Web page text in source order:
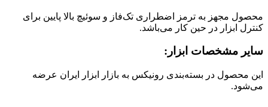
محصول مجهز به ترمز اضطراری تک‌فاز و سوئیچ بالا پایین برای
کنترل ابزار در حین کار می‎‌باشد.
سایر مشخصات ابزار:
این محصول در بسته‌بندی رونیکس به بازار ابزار ایران عرضه
می‌شود.